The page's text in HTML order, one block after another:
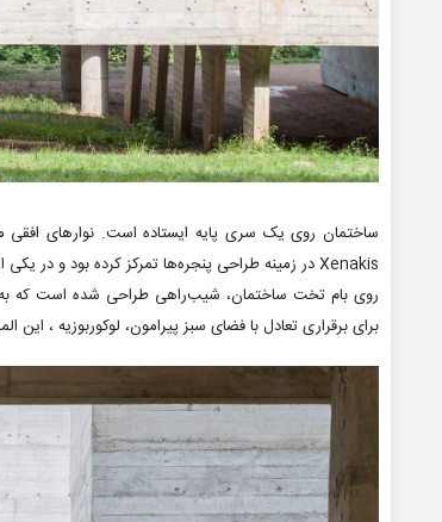
ساختمان روی یک سری پایه ایستاده است. نوارهای افقی
Xenakis در زمینه طراحی پنجره‌ها تمرکز کرده بود و در یکی از پروژه‌های لوکوربوزیه در هند درگذشت.
روی بام تخت ساختمان، شیب‌راهی طراحی شده است که به
برای برقراری تعادل با فضای سبز پیرامون، لوکوربوزیه ،